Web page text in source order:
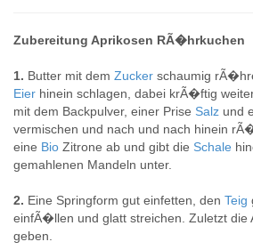
Zubereitung Aprikosen RÃ�hrkuchen
1. Butter mit dem Zucker schaumig
Eier hinein schlagen, dabei krÃ�ftig
mit dem Backpulver, einer Prise Salz und
vermischen und nach und nach hinein
eine Bio Zitrone ab und gibt die Schale
gemahlenen Mandeln unter.
2. Eine Springform gut einfetten, den Teig
einfÃ�llen und glatt streichen. Zuletzt die
geben.